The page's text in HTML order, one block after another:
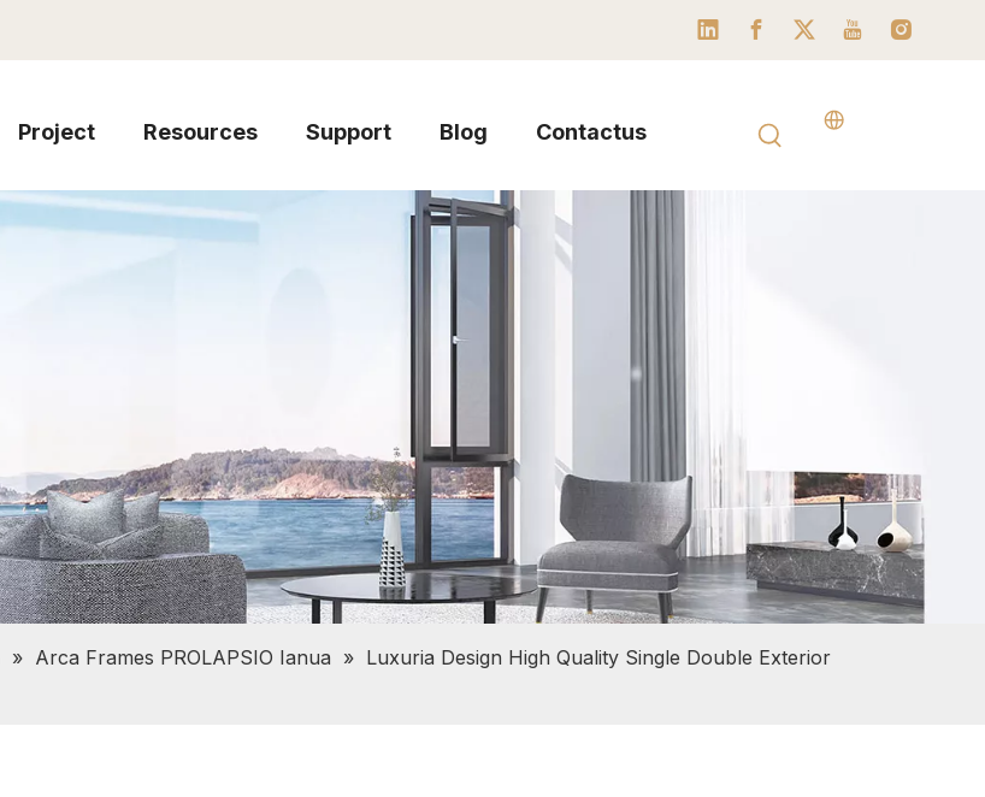
Project Resources Support Blog Contactus
» Arca Frames PROLAPSIO Ianua » Luxuria Design High Quality Single Double Exterior